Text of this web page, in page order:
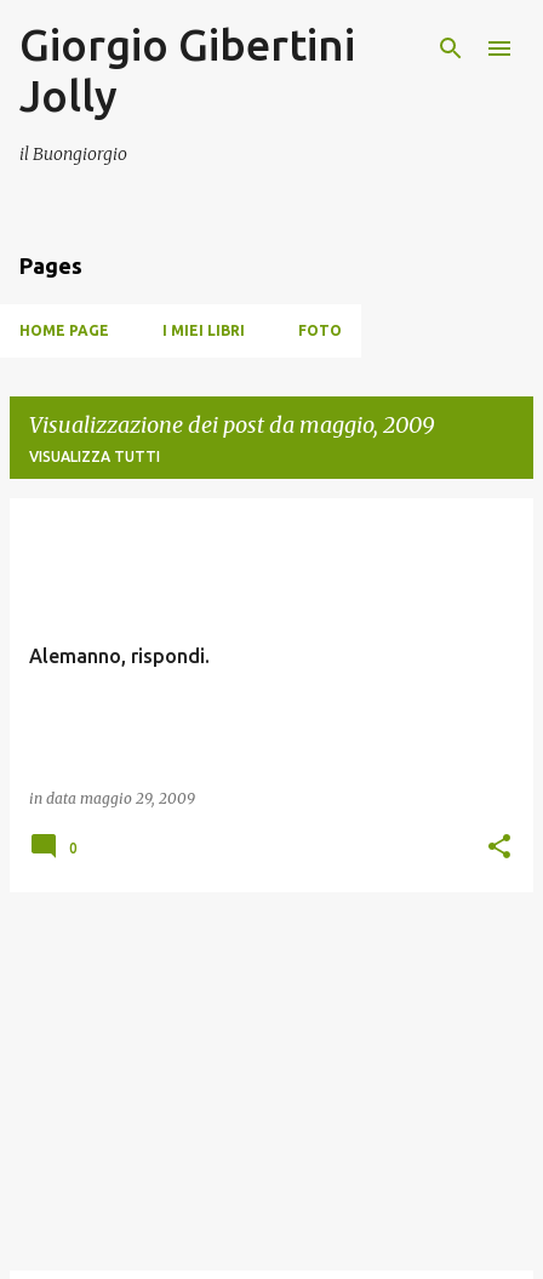
Passa ai contenuti principali
Giorgio Gibertini
Jolly
il Buongiorgio
Pages
HOME PAGE I MIEI LIBRI FOTO
Visualizzazione dei post da maggio, 2009
VISUALIZZA TUTTI
Alemanno, rispondi.
in data maggio 29, 2009
0